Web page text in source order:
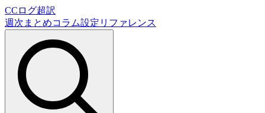
CCログ超訳
週次まとめコラム設定リファレンス